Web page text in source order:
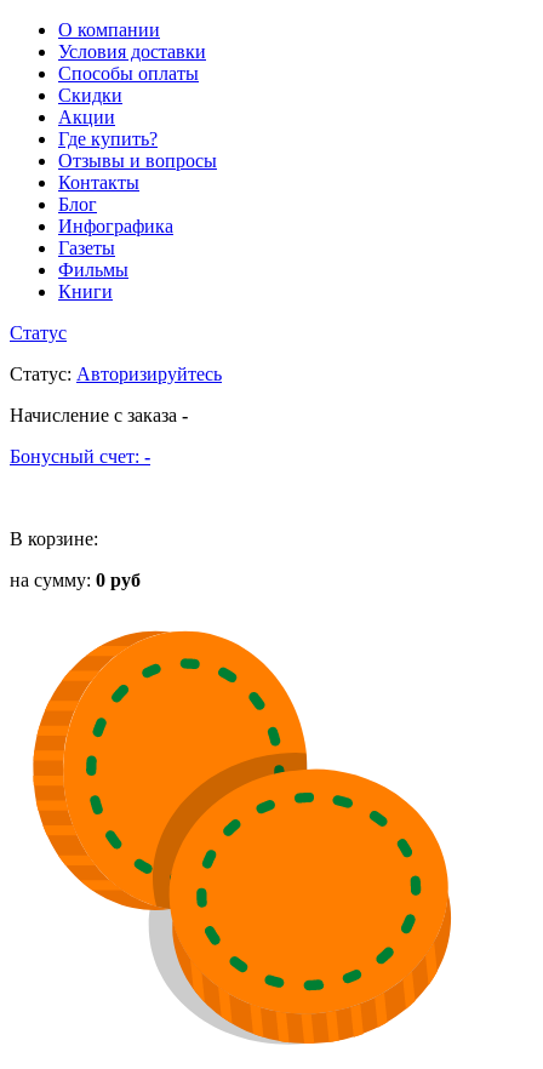
О компании
Условия доставки
Способы оплаты
Скидки
Акции
Где купить?
Отзывы и вопросы
Контакты
Блог
Инфографика
Газеты
Фильмы
Книги
Статус
Статус: Авторизируйтесь
Начисление с заказа -
Бонусный счет: -
В корзине:
на сумму: 0 руб